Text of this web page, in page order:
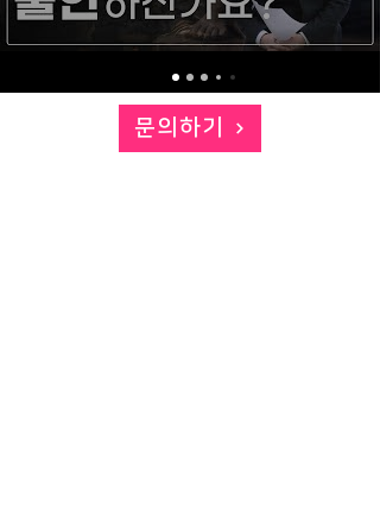
문의하기